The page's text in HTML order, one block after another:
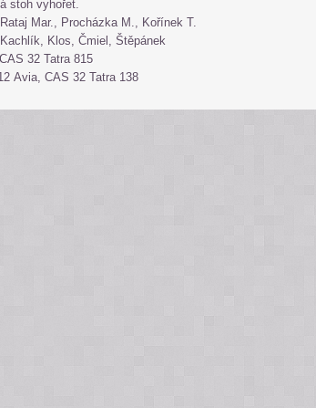
stoh vyhořet.
Mar., Procházka M., Kořínek T.
Klos, Čmiel, Štěpánek
32 Tatra 815
Avia, CAS 32 Tatra 138